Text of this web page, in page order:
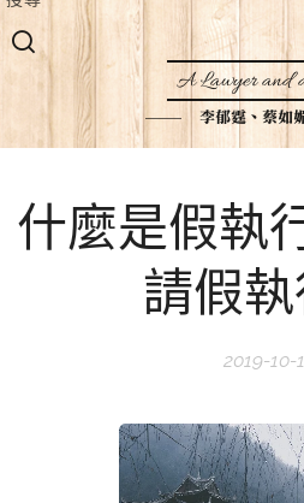
A Lawyer and
李郁霆、蔡如
什麼是假執
請假執
2019-10-